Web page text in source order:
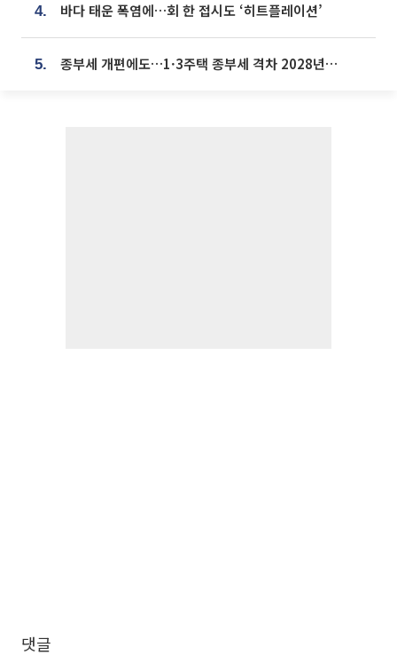
4. 바다 태운 폭염에…회 한 접시도 ‘히트플레이션’
5. 종부세 개편에도…1·3주택 종부세 격차 2028년부터 확대
댓글